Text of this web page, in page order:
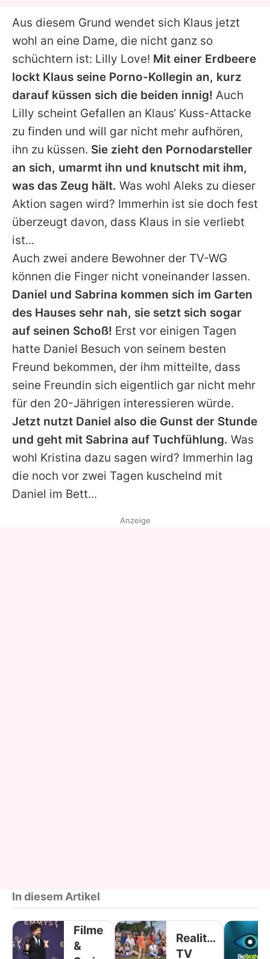
Aus diesem Grund wendet sich Klaus jetzt
wohl an eine Dame, die nicht ganz so
schüchtern ist: Lilly Love! Mit einer Erdbeere
lockt Klaus seine Porno-Kollegin an, kurz
darauf küssen sich die beiden innig! Auch
Lilly scheint Gefallen an Klaus‘ Kuss-Attacke
zu finden und will gar nicht mehr aufhören,
ihn zu küssen. Sie zieht den Pornodarsteller
an sich, umarmt ihn und knutscht mit ihm,
was das Zeug hält. Was wohl Aleks zu dieser
Aktion sagen wird? Immerhin ist sie doch fest
überzeugt davon, dass Klaus in sie verliebt
ist...
Auch zwei andere Bewohner der TV-WG
können die Finger nicht voneinander lassen.
Daniel und Sabrina kommen sich im Garten
des Hauses sehr nah, sie setzt sich sogar
auf seinen Schoß! Erst vor einigen Tagen
hatte Daniel Besuch von seinem besten
Freund bekommen, der ihm mitteilte, dass
seine Freundin sich eigentlich gar nicht mehr
für den 20-Jährigen interessieren würde.
Jetzt nutzt Daniel also die Gunst der Stunde
und geht mit Sabrina auf Tuchfühlung. Was
wohl Kristina dazu sagen wird? Immerhin lag
die noch vor zwei Tagen kuschelnd mit
Daniel im Bett...
Anzeige
In diesem Artikel
Filme
&
Reality-
TV